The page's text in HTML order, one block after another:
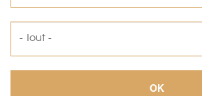
OK